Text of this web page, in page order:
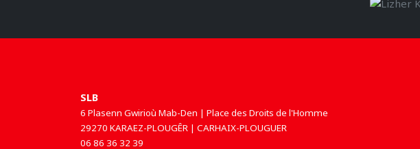
SLB
6 Plasenn Gwirioù Mab-Den | Place des Droits de l'Homme
29270 KARAEZ-PLOUGÊR | CARHAIX-PLOUGUER
06 86 36 32 39